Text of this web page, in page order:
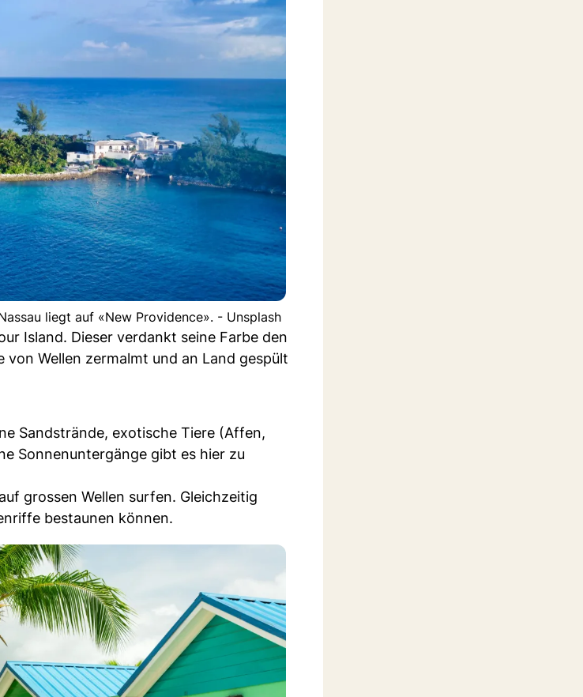
liegt auf «New Providence». - Unsplash
Island. Dieser verdankt seine Farbe den
Wellen zermalmt und an Land gespült
Sandstrände, exotische Tiere (Affen,
Sonnenuntergänge gibt es hier zu
grossen Wellen surfen. Gleichzeitig
bestaunen können.